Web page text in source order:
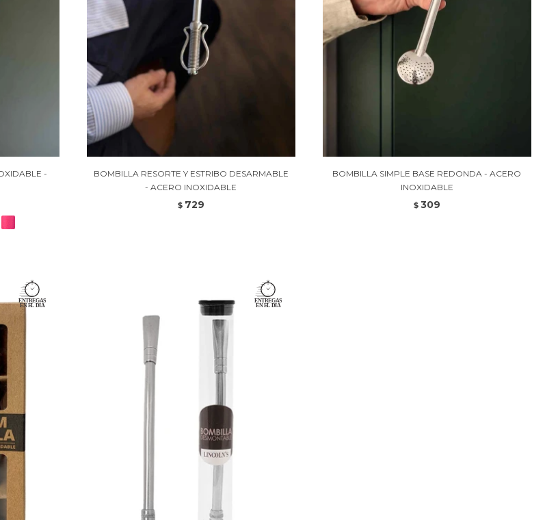
-
BOMBILLA RESORTE Y ESTRIBO DESARMABLE
- ACERO INOXIDABLE
$ 729
BOMBILLA SIMPLE BASE REDONDA - ACERO
INOXIDABLE
$ 309